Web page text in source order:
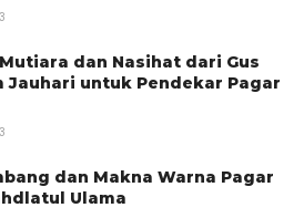
dan Nasihat dari Gus
Jauhari untuk Pendekar Pagar
dan Makna Warna Pagar
Ulama